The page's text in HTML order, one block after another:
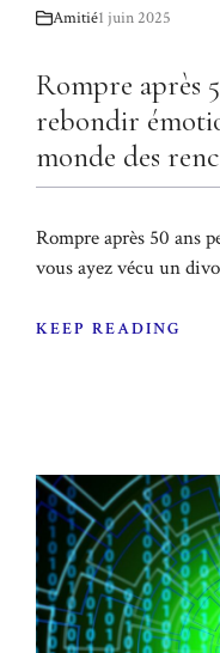
Amitié1 juin 2025
Rompre après
rebondir
monde des
Rompre après 50 ans
vous ayez vécu un
KEEP READING